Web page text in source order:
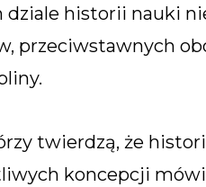
dziale historii nauki
przeciwstawnych
twierdzą, że
koncepcji